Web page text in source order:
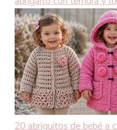
20 abriguitos de bebé a